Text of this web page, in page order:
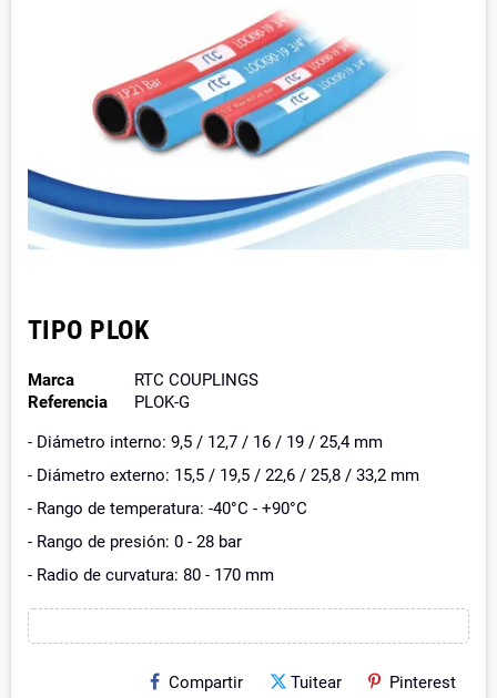
TIPO PLOK
Marca
RTC COUPLINGS
Referencia
PLOK-G
- Diámetro interno: 9,5 / 12,7 / 16 / 19 / 25,4 mm
- Diámetro externo: 15,5 / 19,5 / 22,6 / 25,8 / 33,2 mm
- Rango de temperatura: -40°C - +90°C
- Rango de presión: 0 - 28 bar
- Radio de curvatura: 80 - 170 mm
Compartir Tuitear Pinterest